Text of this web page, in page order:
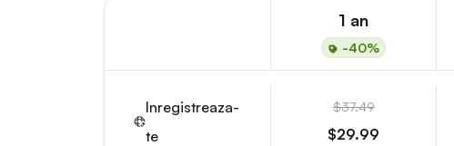
1 an
-40%
Inregistreaza-
te
$37.49
$29.99